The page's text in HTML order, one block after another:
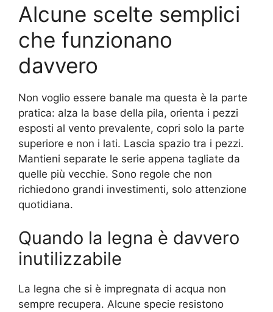
Alcune scelte semplici
che funzionano
davvero
Non voglio essere banale ma questa è la parte
pratica: alza la base della pila, orienta i pezzi
esposti al vento prevalente, copri solo la parte
superiore e non i lati. Lascia spazio tra i pezzi.
Mantieni separate le serie appena tagliate da
quelle più vecchie. Sono regole che non
richiedono grandi investimenti, solo attenzione
quotidiana.
Quando la legna è davvero
inutilizzabile
La legna che si è impregnata di acqua non
sempre recupera. Alcune specie resistono